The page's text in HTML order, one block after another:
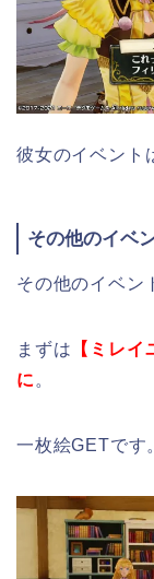
彼女のイベント
その他のイベ
その他のイベン
まずは 【ミレ
に 。
一枚絵GETです